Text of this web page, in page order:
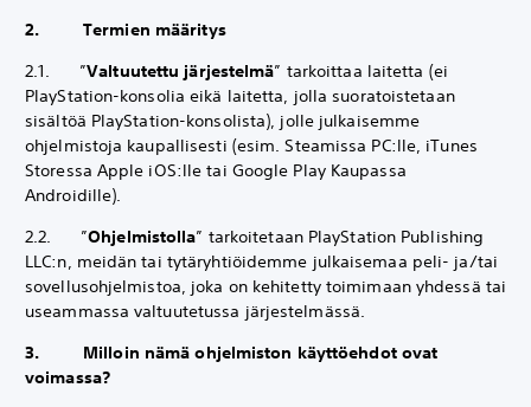
2. Termien määritys
2.1. ”Valtuutettu järjestelmä” tarkoittaa laitetta (ei
PlayStation-konsolia eikä laitetta, jolla suoratoistetaan
sisältöä PlayStation-konsolista), jolle julkaisemme
ohjelmistoja kaupallisesti (esim. Steamissa PC:lle, iTunes
Storessa Apple iOS:lle tai Google Play Kaupassa
Androidille).
2.2. ”Ohjelmistolla” tarkoitetaan PlayStation Publishing
LLC:n, meidän tai tytäryhtiöidemme julkaisemaa peli- ja/tai
sovellusohjelmistoa, joka on kehitetty toimimaan yhdessä tai
useammassa valtuutetussa järjestelmässä.
3. Milloin nämä ohjelmiston käyttöehdot ovat
voimassa?